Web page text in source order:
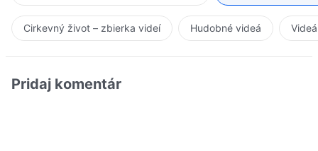
Cirkevný život – zbierka videí Hudobné videá
Pridaj komentár